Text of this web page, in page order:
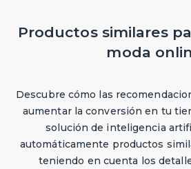
Productos similares
moda
Descubre cómo las
aumentar la conversión en tu
solución de inteligencia
automáticamente productos
teniendo en cuenta los